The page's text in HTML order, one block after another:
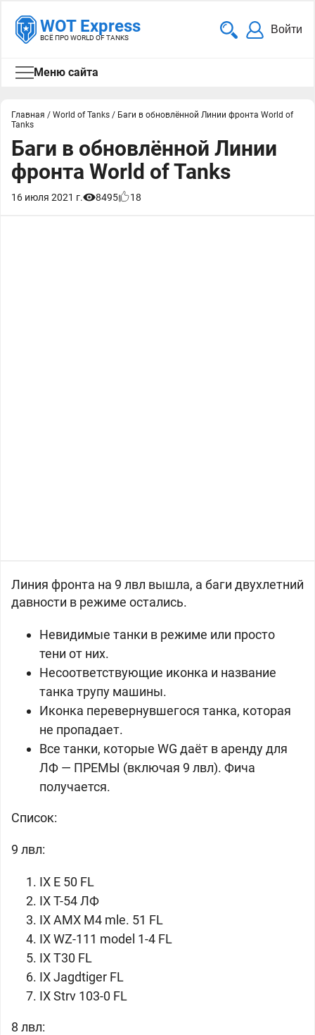
WOT Express
ВСЁ ПРО WORLD OF TANKS
Войти
Меню сайта
Главная / World of Tanks / Баги в обновлённой Линии фронта World of
Tanks
Баги в обновлённой Линии
фронта World of Tanks
16 июля 2021 г. 8495 18
Линия фронта на 9 лвл вышла, а баги двухлетний
давности в режиме остались.
Невидимые танки в режиме или просто
тени от них.
Несоответствующие иконка и название
танка трупу машины.
Иконка перевернувшегося танка, которая
не пропадает.
Все танки, которые WG даёт в аренду для
ЛФ — ПРЕМЫ (включая 9 лвл). Фича
получается.
Список:
9 лвл:
IX E 50 FL
IXТ-54 ЛФ
IXAMX M4 mle. 51 FL
IXWZ-111 model 1-4 FL
IXT30 FL
IXJagdtiger FL
IXStrv 103-0 FL
8 лвл: